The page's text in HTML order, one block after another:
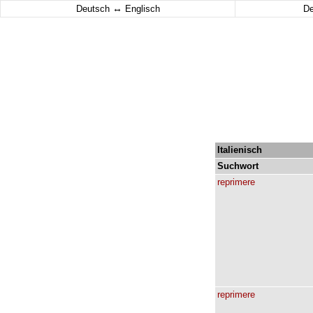
Deutsch ↔ Englisch
Italienisch
Suchwort
reprimere
reprimere